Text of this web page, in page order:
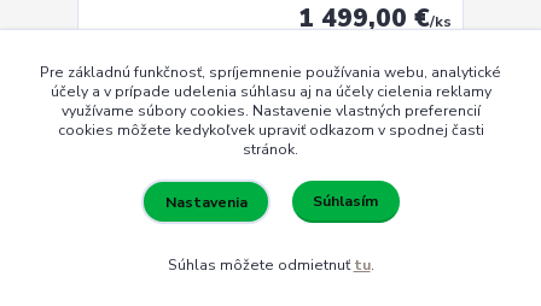
1 499,00 €/ks
Pridať do košíka
TOP produkt
Pre základnú funkčnosť, spríjemnenie používania webu, analytické
účely a v prípade udelenia súhlasu aj na účely cielenia reklamy
využívame súbory cookies. Nastavenie vlastných preferencií
cookies môžete kedykoľvek upraviť odkazom v spodnej časti
stránok.
Nastavenia Súhlasím
Súhlas môžete odmietnuťtu.